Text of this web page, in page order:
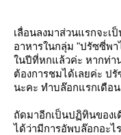
เลื่อนลงมาส่วนแรกจะเ
อาหารในกลุ่ม "ปรัซซี่พ
นปีที่หกแล้วค่ะ หากท่าน
ต้องการชมได้เลยค่ะ ป
นะคะ ทำบล๊อกแรกเดือ
ถัดมาอีกเป็นปฏิทินของ
ได้ว่ามีการอัพบล๊อกอะไ